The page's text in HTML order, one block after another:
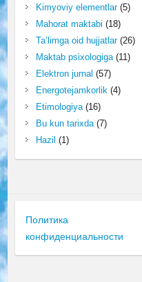
Kimyoviy elementlar(5)
Mahorat maktabi (18)
Ta’limga oid hujjatlar(26)
Maktab psixologiga(11)
Elektron jurnal (57)
Energotejamkorlik(4)
Etimologiya(16)
Bu kun tarixda(7)
Hazil (1)
Политика
конфиденциальности